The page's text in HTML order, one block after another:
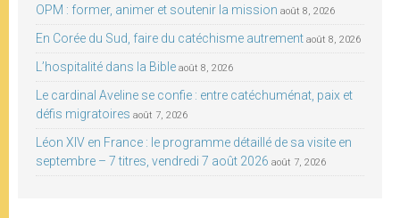
OPM : former, animer et soutenir la mission août 8, 2026
En Corée du Sud, faire du catéchisme autrement août 8, 2026
L’hospitalité dans la Bible août 8, 2026
Le cardinal Aveline se confie : entre catéchuménat, paix et
défis migratoires août 7, 2026
Léon XIV en France : le programme détaillé de sa visite en
septembre – 7 titres, vendredi 7 août 2026 août 7, 2026